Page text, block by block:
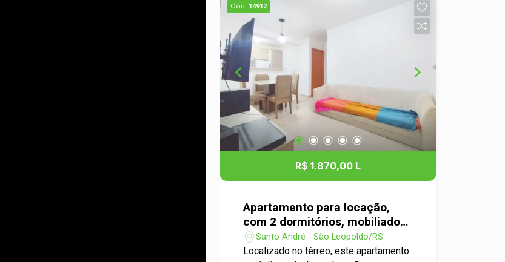
em um ambiente completo e bem
estruturado. Agende uma visita e venha
conferir!
Cód. 14912
R$ 1.870,00 L
Apartamento para locação,
com 2 dormitórios, mobiliado
no bairro Santo André em São
Leopoldo!
Santo André - São Leopoldo/RS
Localizado no térreo, este apartamento